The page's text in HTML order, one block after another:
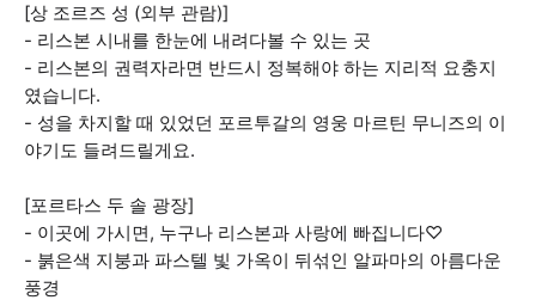
[상 조르즈 성 (외부 관람)]
- 리스본 시내를 한눈에 내려다볼 수 있는 곳
- 리스본의 권력자라면 반드시 정복해야 하는 지리적 요충지
였습니다.
- 성을 차지할 때 있었던 포르투갈의 영웅 마르틴 무니즈의 이
야기도 들려드릴게요.
[포르타스 두 솔 광장]
- 이곳에 가시면, 누구나 리스본과 사랑에 빠집니다♡
- 붉은색 지붕과 파스텔 빛 가옥이 뒤섞인 알파마의 아름다운
풍경